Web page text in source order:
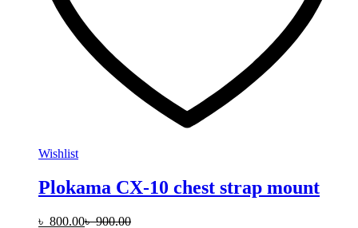
Wishlist
Plokama CX-10 chest strap mount
৳ 800.00৳900.00